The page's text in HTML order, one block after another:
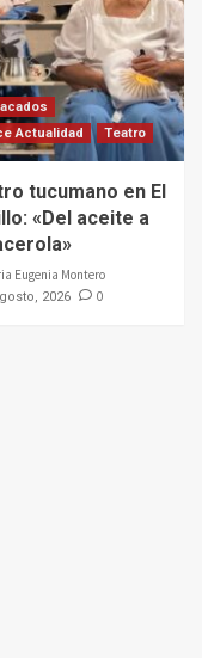
Actualidad
Teatro
tucumano en El
«Del aceite a
Eugenia Montero
2026 0